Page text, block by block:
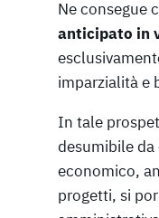
Ne consegue
anticipato in
imparzialità e
In tale
desumibile
economico,
progetti, si